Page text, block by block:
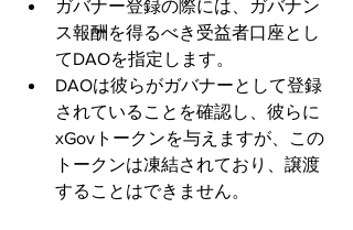
ガバナー登録の際には、ガバナン
ス報酬を得るべき受益者口座とし
てDAOを指定します。
DAOは彼らがガバナーとして登録
されていることを確認し、彼らに
xGovトークンを与えますが、この
トークンは凍結されており、譲渡
することはできません。